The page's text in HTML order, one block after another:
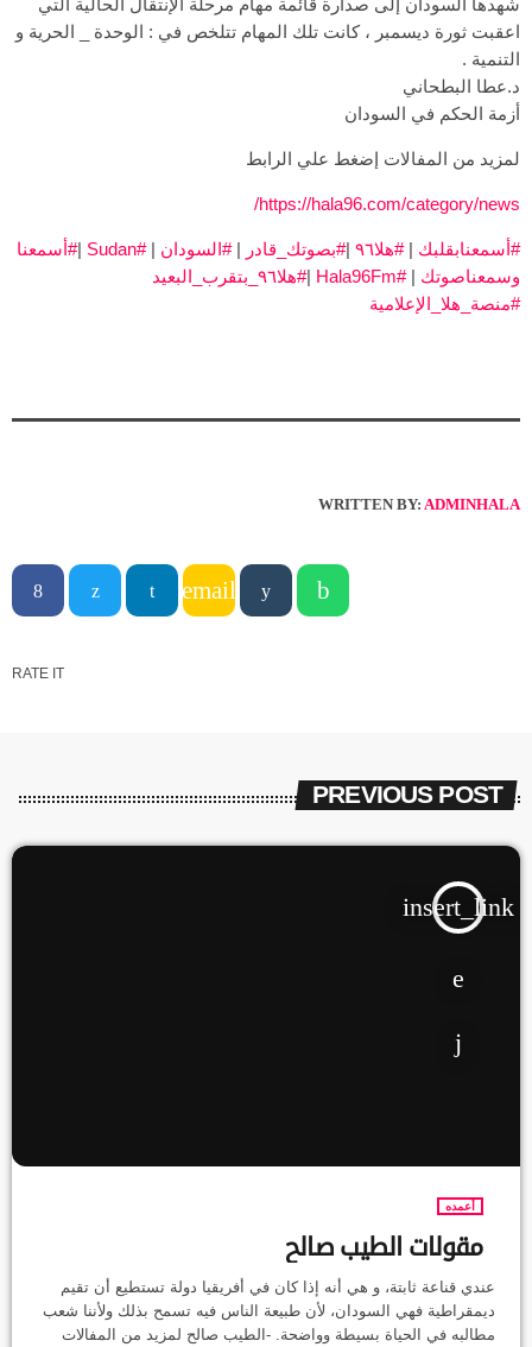
شهدها السودان إلى صدارة قائمة مهام مرحلة الإنتقال الحالية التي
اعقبت ثورة ديسمبر ، كانت تلك المهام تتلخص في : الوحدة _ الحرية و
التنمية .
د.عطا البطحاني
أزمة الحكم في السودان
لمزيد من المفالات إضغط علي الرابط
https://hala96.com/category/news/
#أسمعنابقلبك |#هلا٩٦ |#بصوتك_قادر |#السودان |
#Sudan
|#أسمعنا
وسمعناصوتك |
#Hala96Fm
|#هلا٩٦_بتقرب_البعيد
#منصة_هلا_الإعلامية
WRITTEN BY: ADMINHALA
email
RATE IT
PREVIOUS POST
insert_link
أعمده
مقولات الطيب صالح
عندي قناعة ثابتة، و هي أنه إذا كان في أفريقيا دولة تستطيع أن تقيم
ديمقراطية فهي السودان، لأن طبيعة الناس فيه تسمح بذلك ولأننا شعب
مطالبه في الحياة بسيطة وواضحة. -الطيب صالح لمزيد من المفالات